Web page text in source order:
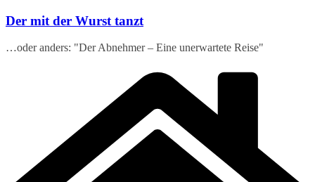
Zum
springen
Der mit der Wurst tanzt
…oder anders: "Der Abnehmer – Eine unerwartete Reise"